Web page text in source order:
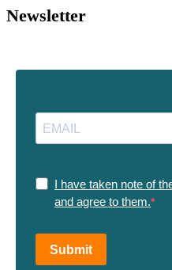
Newsletter
I have taken note of
and agree to them.
Submit